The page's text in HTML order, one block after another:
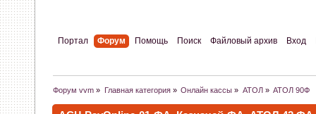
Портал Форум Помощь Поиск Файловый архив Вход
Форум vvm » Главная категория» Онлайн кассы » АТОЛ» АТОЛ 90Ф